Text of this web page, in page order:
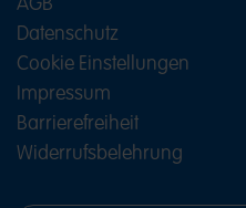
AGB
Datenschutz
Cookie Einstellungen
Impressum
Barrierefreiheit
Widerrufsbelehrung